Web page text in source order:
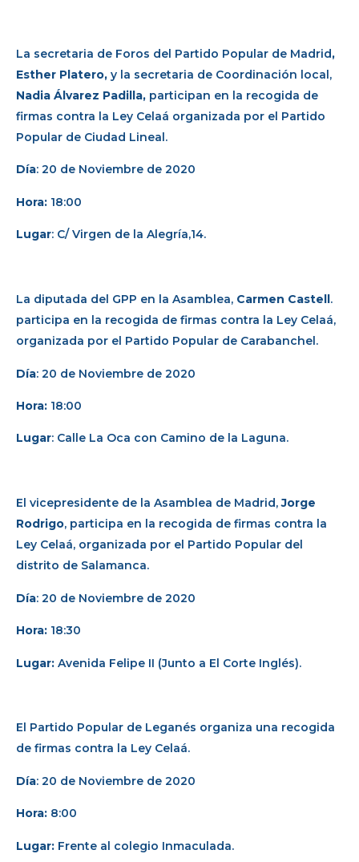
La secretaria de Foros del Partido Popular de Madrid,
Esther Platero, y la secretaria de Coordinación local,
Nadia Álvarez Padilla, participan en la recogida de
firmas contra la Ley Celaá organizada por el Partido
Popular de Ciudad Lineal.
Día: 20 de Noviembre de 2020
Hora: 18:00
Lugar: C/ Virgen de la Alegría,14.
La diputada del GPP en la Asamblea, Carmen Castell.
participa en la recogida de firmas contra la Ley Celaá,
organizada por el Partido Popular de Carabanchel.
Día: 20 de Noviembre de 2020
Hora: 18:00
Lugar: Calle La Oca con Camino de la Laguna.
El vicepresidente de la Asamblea de Madrid,Jorge
Rodrigo, participa en la recogida de firmas contra la
Ley Celaá, organizada por el Partido Popular del
distrito de Salamanca.
Día: 20 de Noviembre de 2020
Hora: 18:30
Lugar: Avenida Felipe II (Junto a El Corte Inglés).
El Partido Popular de Leganés organiza una recogida
de firmas contra la Ley Celaá.
Día: 20 de Noviembre de 2020
Hora: 8:00
Lugar: Frente al colegio Inmaculada.